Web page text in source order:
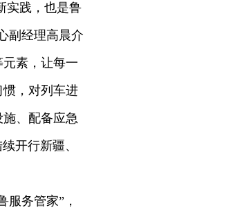
实践，也是鲁
副经理高晨介
素，让每一
，对列车进
、配备应急
开行新疆、
务管家”，